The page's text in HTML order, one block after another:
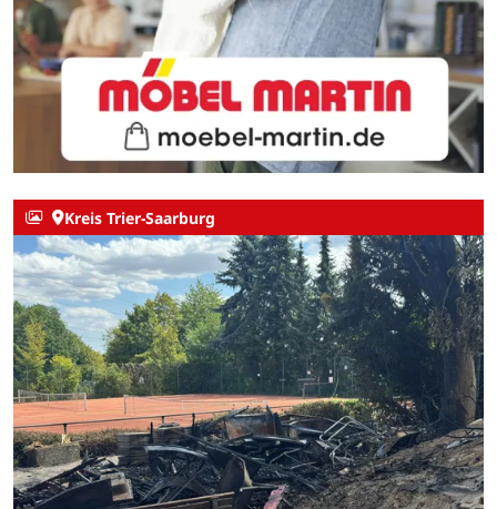
Kreis Trier-Saarburg